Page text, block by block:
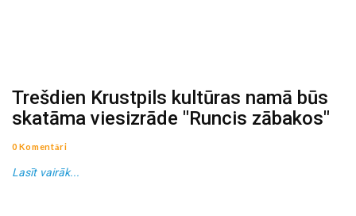
Trešdien Krustpils kultūras namā būs
skatāma viesizrāde "Runcis zābakos"
0 Komentāri
Lasīt vairāk...